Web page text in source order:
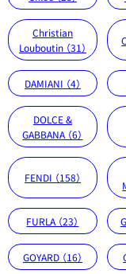
Christian
Louboutin （31）
DAMIANI （4）
DOLCE &
GABBANA （6）
FENDI （158）
FURLA （23）
GOYARD （16）